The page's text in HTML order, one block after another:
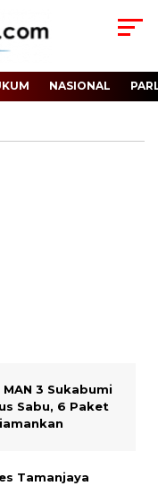
NASIONAL
3 Sukabumi
Sabu, 6 Paket
Tamanjaya